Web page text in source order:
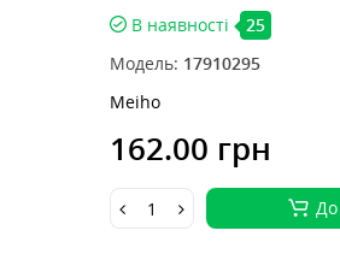
В наявності 25
Модель: 17910295
Meiho
162.00 грн